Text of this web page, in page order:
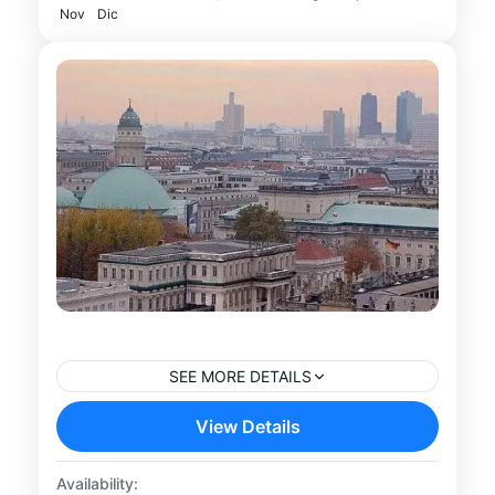
lugares...
Nov
Dic
SEE MORE DETAILS
Descubre la historia del Memorial y Museo
de Sachsenhausen en un impactante
recorrido cultural desde Berlín. Durante
View Details
Availability: